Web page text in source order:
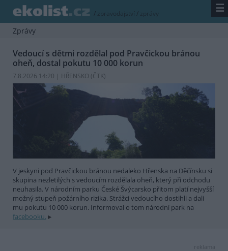
/ zpravodajství / zprávy ☰
Zprávy
Vedoucí s dětmi rozdělal pod Pravčickou bránou
oheň, dostal pokutu 10 000 korun
7.8.2026 14:20 | HŘENSKO (ČTK)
V jeskyni pod Pravčickou bránou nedaleko Hřenska na Děčínsku si
skupina nezletilých s vedoucím rozdělala oheň, který při odchodu
neuhasila. V národním parku České Švýcarsko přitom platí nejvyšší
možný stupeň požárního rizika. Strážci vedoucího dostihli a dali
mu pokutu 10 000 korun. Informoval o tom národní park na
facebooku.
reklama